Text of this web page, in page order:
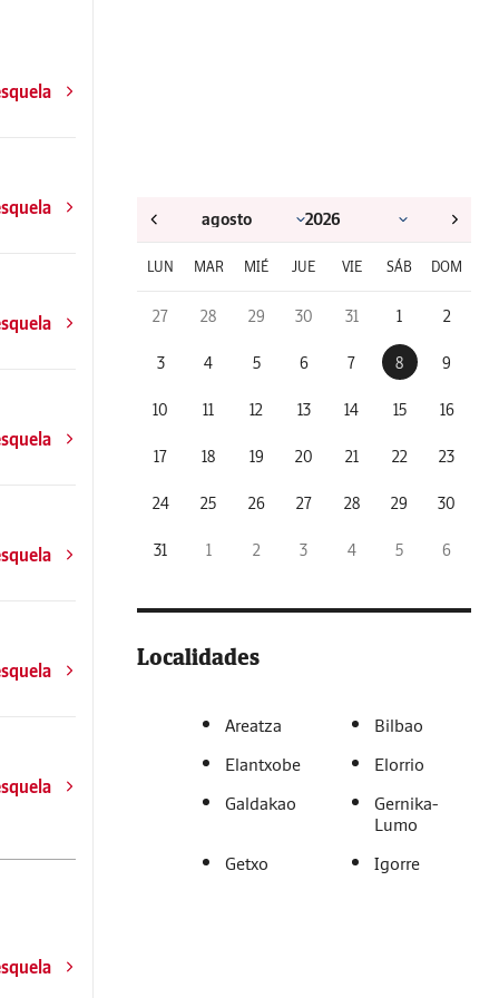
LUN MAR MIÉ JUE VIE SÁB DOM
27 28 29 30 31 1 2
3 4 5 6 7 8 9
10 11 12 13 14 15 16
17 18 19 20 21 22 23
24 25 26 27 28 29 30
31 1 2 3 4 5 6
Localidades
Areatza
Bilbao
Elantxobe
Elorrio
Galdakao
Gernika-
Lumo
Getxo
Igorre